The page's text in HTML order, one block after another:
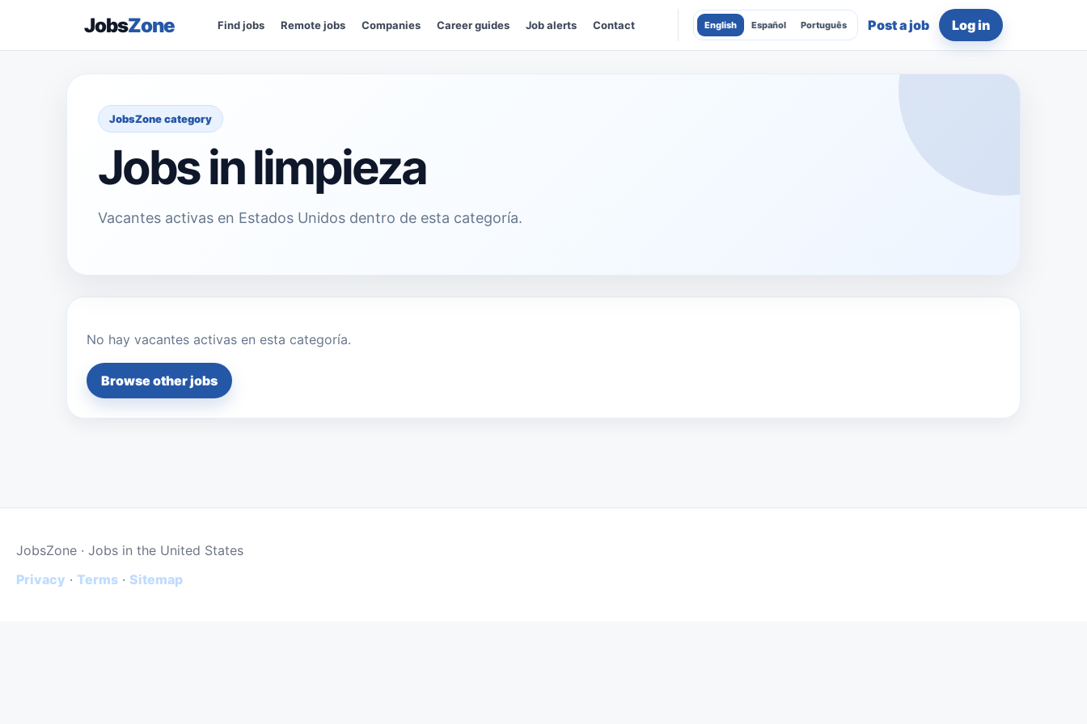
JobsZone Find jobs Remote jobs Companies Career guides Job alerts Contact English Español Português Post a job Log in
JobsZone category
Jobs in limpieza
Vacantes activas en Estados Unidos dentro de esta categoría.
No hay vacantes activas en esta categoría.
Browse other jobs
JobsZone · Jobs in the United States
Privacy · Terms · Sitemap